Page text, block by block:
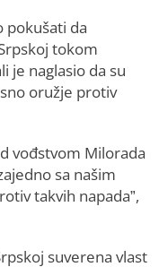
pokušati da
tokom
je naglasio da su
oružje protiv
vođstvom Milorada
sa našim
takvih napada”,
suverena vlast